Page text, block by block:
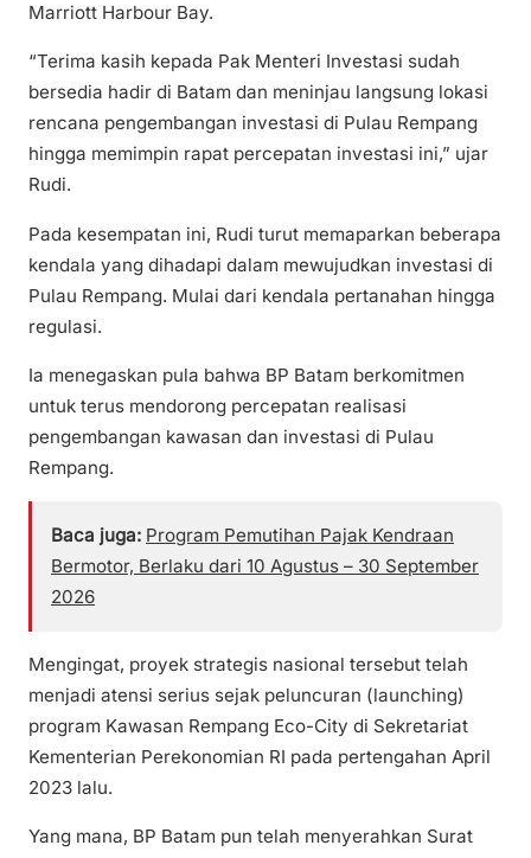
Marriott Harbour Bay.
“Terima kasih kepada Pak Menteri Investasi sudah
bersedia hadir di Batam dan meninjau langsung lokasi
rencana pengembangan investasi di Pulau Rempang
hingga memimpin rapat percepatan investasi ini,” ujar
Rudi.
Pada kesempatan ini, Rudi turut memaparkan beberapa
kendala yang dihadapi dalam mewujudkan investasi di
Pulau Rempang. Mulai dari kendala pertanahan hingga
regulasi.
Ia menegaskan pula bahwa BP Batam berkomitmen
untuk terus mendorong percepatan realisasi
pengembangan kawasan dan investasi di Pulau
Rempang.
Baca juga: Program Pemutihan Pajak Kendraan
Bermotor, Berlaku dari 10 Agustus – 30 September
2026
Mengingat, proyek strategis nasional tersebut telah
menjadi atensi serius sejak peluncuran (launching)
program Kawasan Rempang Eco-City di Sekretariat
Kementerian Perekonomian RI pada pertengahan April
2023 lalu.
Yang mana, BP Batam pun telah menyerahkan Surat